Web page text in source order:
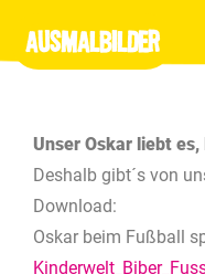
AUSMALBILDER
Unser Oskar liebt
Deshalb gibt´s von
Download:
Oskar beim Fußball